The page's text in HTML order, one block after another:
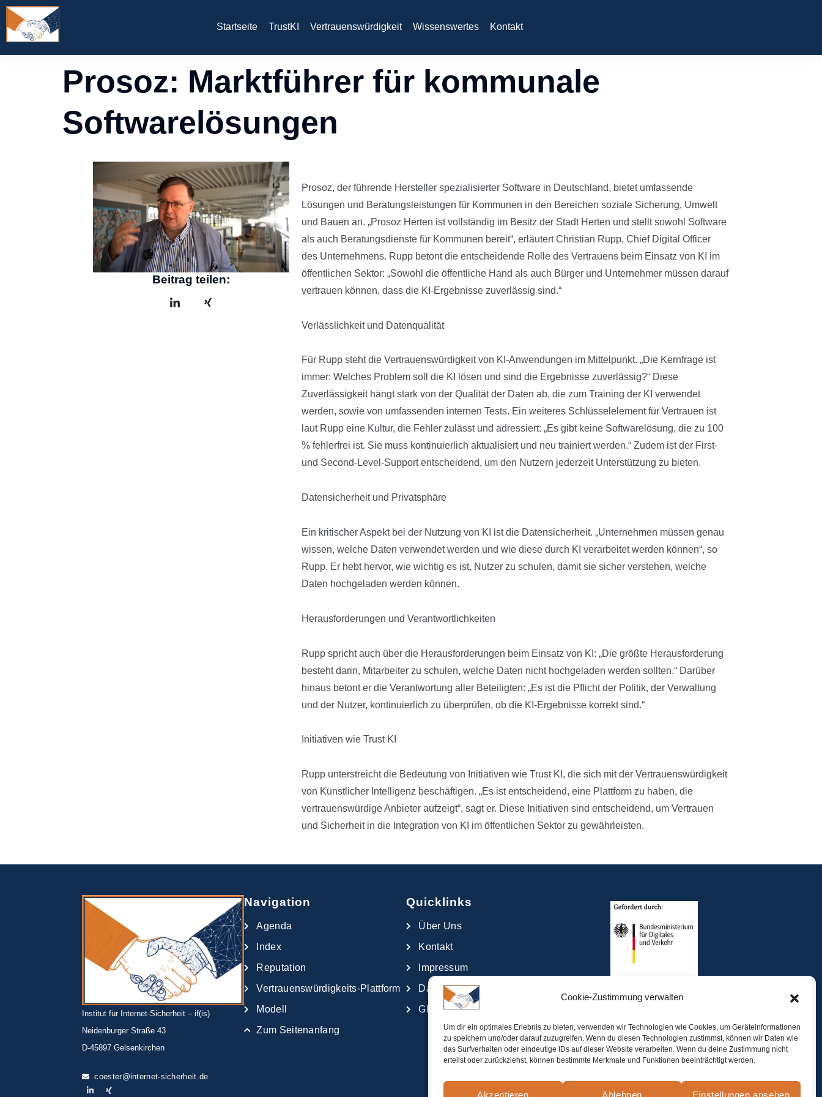
Cookie-Zustimmung verwalten
Um dir ein optimales Erlebnis zu bieten, verwenden wir Technologien wie Cookies, um Geräteinformationen
zu speichern und/oder darauf zuzugreifen. Wenn du diesen Technologien zustimmst, können wir Daten wie
das Surfverhalten oder eindeutige IDs auf dieser Website verarbeiten. Wenn du deine Zustimmung nicht
erteilst oder zurückziehst, können bestimmte Merkmale und Funktionen beeinträchtigt werden.
Akzeptieren Ablehnen Einstellungen ansehen
Startseite TrustKI Vertrauenswürdigkeit Wissenswertes Kontakt
Prosoz: Marktführer für kommunale
Softwarelösungen
Beitrag teilen:
Prosoz, der führende Hersteller spezialisierter Software in Deutschland, bietet umfassende
Lösungen und Beratungsleistungen für Kommunen in den Bereichen soziale Sicherung, Umwelt
und Bauen an. „Prosoz Herten ist vollständig im Besitz der Stadt Herten und stellt sowohl Software
als auch Beratungsdienste für Kommunen bereit“, erläutert Christian Rupp, Chief Digital Officer
des Unternehmens. Rupp betont die entscheidende Rolle des Vertrauens beim Einsatz von KI im
öffentlichen Sektor: „Sowohl die öffentliche Hand als auch Bürger und Unternehmer müssen darauf
vertrauen können, dass die KI-Ergebnisse zuverlässig sind.“
Verlässlichkeit und Datenqualität
Für Rupp steht die Vertrauenswürdigkeit von KI-Anwendungen im Mittelpunkt. „Die Kernfrage ist
immer: Welches Problem soll die KI lösen und sind die Ergebnisse zuverlässig?“ Diese
Zuverlässigkeit hängt stark von der Qualität der Daten ab, die zum Training der KI verwendet
werden, sowie von umfassenden internen Tests. Ein weiteres Schlüsselelement für Vertrauen ist
laut Rupp eine Kultur, die Fehler zulässt und adressiert: „Es gibt keine Softwarelösung, die zu 100
% fehlerfrei ist. Sie muss kontinuierlich aktualisiert und neu trainiert werden.“ Zudem ist der First-
und Second-Level-Support entscheidend, um den Nutzern jederzeit Unterstützung zu bieten.
Datensicherheit und Privatsphäre
Ein kritischer Aspekt bei der Nutzung von KI ist die Datensicherheit. „Unternehmen müssen genau
wissen, welche Daten verwendet werden und wie diese durch KI verarbeitet werden können“, so
Rupp. Er hebt hervor, wie wichtig es ist, Nutzer zu schulen, damit sie sicher verstehen, welche
Daten hochgeladen werden können.
Herausforderungen und Verantwortlichkeiten
Rupp spricht auch über die Herausforderungen beim Einsatz von KI: „Die größte Herausforderung
besteht darin, Mitarbeiter zu schulen, welche Daten nicht hochgeladen werden sollten.“ Darüber
hinaus betont er die Verantwortung aller Beteiligten: „Es ist die Pflicht der Politik, der Verwaltung
und der Nutzer, kontinuierlich zu überprüfen, ob die KI-Ergebnisse korrekt sind.“
Initiativen wie Trust KI
Rupp unterstreicht die Bedeutung von Initiativen wie Trust KI, die sich mit der Vertrauenswürdigkeit
von Künstlicher Intelligenz beschäftigen. „Es ist entscheidend, eine Plattform zu haben, die
vertrauenswürdige Anbieter aufzeigt“, sagt er. Diese Initiativen sind entscheidend, um Vertrauen
und Sicherheit in die Integration von KI im öffentlichen Sektor zu gewährleisten.
Institut für Internet-Sicherheit – if(is)
Neidenburger Straße 43
D-45897 Gelsenkirchen
coester@internet-sicherheit.de
Navigation
Agenda
Index
Reputation
Vertrauenswürdigkeits-Plattform
Modell
Zum Seitenanfang
Quicklinks
Über Uns
Kontakt
Impressum
Datenschutzerklärung
Glossar